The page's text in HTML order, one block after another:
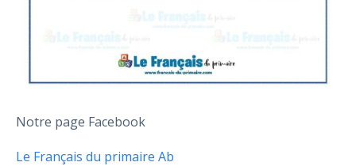
Notre page Facebook
Le Français du primaire Ab